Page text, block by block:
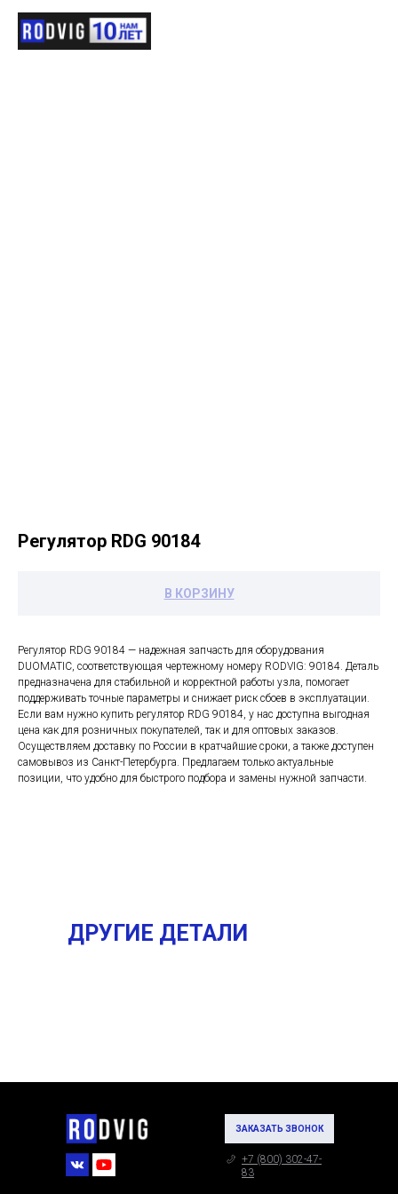
Регулятор RDG 90184
В КОРЗИНУ
Регулятор RDG 90184 — надежная запчасть для оборудования
DUOMATIC, соответствующая чертежному номеру RODVIG: 90184. Деталь
предназначена для стабильной и корректной работы узла, помогает
поддерживать точные параметры и снижает риск сбоев в эксплуатации.
Если вам нужно купить регулятор RDG 90184, у нас доступна выгодная
цена как для розничных покупателей, так и для оптовых заказов.
Осуществляем доставку по России в кратчайшие сроки, а также доступен
самовывоз из Санкт-Петербурга. Предлагаем только актуальные
позиции, что удобно для быстрого подбора и замены нужной запчасти.
ДРУГИЕ ДЕТАЛИ
ЗАКАЗАТЬ ЗВОНОК
+7 (800) 302-47-
83